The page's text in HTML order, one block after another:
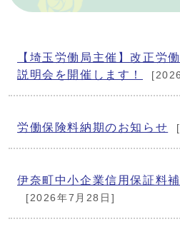
【埼玉労働局主催】改正労
説明会を開催します！
労働保険料納期のお知らせ
伊奈町中小企業信用保証料
[2026年7月28日]